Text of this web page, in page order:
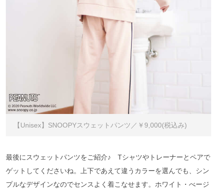
【Unisex】SNOOPYスウェットパンツ／￥9,000(税込み)
最後にスウェットパンツをご紹介♪ Tシャツやトレーナーとペアで
ゲットしてくださいね。上下であえて違うカラーを選んでも、シン
プルなデザインなのでセンスよく着こなせます。ホワイト・べージ